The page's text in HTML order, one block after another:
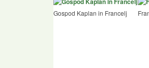
Gospod Kaplan in Francelj